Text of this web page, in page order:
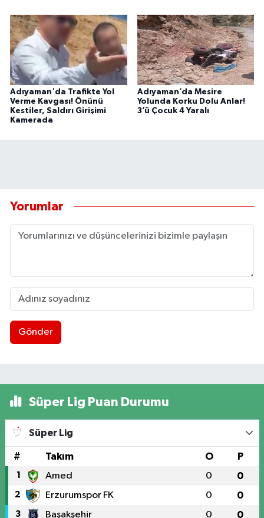
Adıyaman'da Trafikte Yol
Verme Kavgası! Önünü
Kestiler, Saldırı Girişimi
Kamerada
Adıyaman’da Mesire
Yolunda Korku Dolu Anlar!
3’ü Çocuk 4 Yaralı
Yorumlar
Gönder
Süper Lig Puan Durumu
Süper Lig
# Takım O P
1 Amed 0 0
2 Erzurumspor FK 0 0
3 Başakşehir 0 0